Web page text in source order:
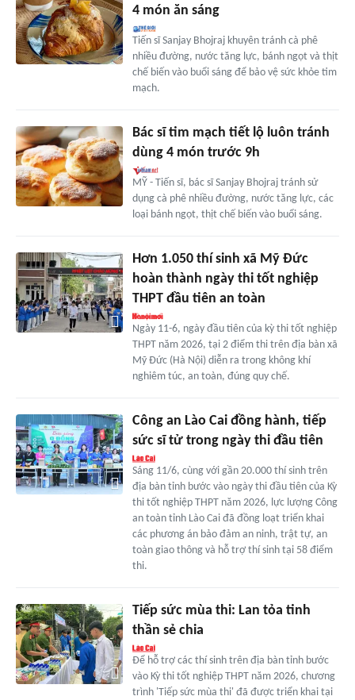
4 món ăn sáng
Tiến sĩ Sanjay Bhojraj khuyên tránh cà phê
nhiều đường, nước tăng lực, bánh ngọt và thịt
chế biến vào buổi sáng để bảo vệ sức khỏe tim
mạch.
Bác sĩ tim mạch tiết lộ luôn tránh
dùng 4 món trước 9h
MỸ - Tiến sĩ, bác sĩ Sanjay Bhojraj tránh sử
dụng cà phê nhiều đường, nước tăng lực, các
loại bánh ngọt, thịt chế biến vào buổi sáng.
Hơn 1.050 thí sinh xã Mỹ Đức
hoàn thành ngày thi tốt nghiệp
THPT đầu tiên an toàn
Ngày 11-6, ngày đầu tiên của kỳ thi tốt nghiệp
THPT năm 2026, tại 2 điểm thi trên địa bàn xã
Mỹ Đức (Hà Nội) diễn ra trong không khí
nghiêm túc, an toàn, đúng quy chế.
Công an Lào Cai đồng hành, tiếp
sức sĩ tử trong ngày thi đầu tiên
Sáng 11/6, cùng với gần 20.000 thí sinh trên
địa bàn tỉnh bước vào ngày thi đầu tiên của Kỳ
thi tốt nghiệp THPT năm 2026, lực lượng Công
an toàn tỉnh Lào Cai đã đồng loạt triển khai
các phương án bảo đảm an ninh, trật tự, an
toàn giao thông và hỗ trợ thí sinh tại 58 điểm
thi.
Tiếp sức mùa thi: Lan tỏa tinh
thần sẻ chia
Để hỗ trợ các thí sinh trên địa bàn tỉnh bước
vào Kỳ thi tốt nghiệp THPT năm 2026, chương
trình 'Tiếp sức mùa thi' đã được triển khai tại